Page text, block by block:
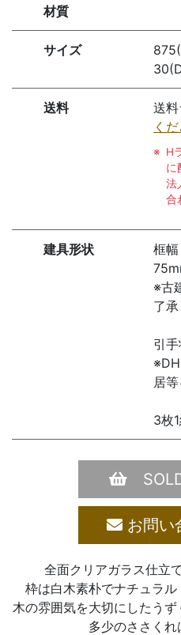
材質
サイズ
送料 送
く
H
に
法
合
建具形状
框
※古
了
引
居
3枚
お問
全面クリアガラス仕立
枠は白木素朴でナチュラ
木の雰囲気を大切にしたう
多少のささく